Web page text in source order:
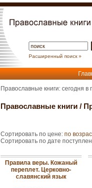
Расширенный поиск »
Православные книги: сегодня
Православные книги /
Сортировать по цене: по
Сортировать по дате
Правила веры. Кожаный
переплет. Церковно-
славянский язык